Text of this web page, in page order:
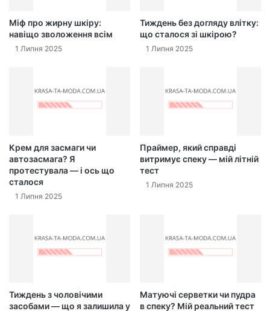
Міф про жирну шкіру:
навіщо зволоження всім
1 Липня 2025
Тиждень без догляду влітку:
що сталося зі шкірою?
1 Липня 2025
Крем для засмаги чи
автозасмага? Я
протестувала — і ось що
сталося
1 Липня 2025
Праймер, який справді
витримує спеку — мій літній
тест
1 Липня 2025
Тиждень з чоловічими
засобами — що я залишила у
Матуючі серветки чи пудра
в спеку? Мій реальний тест